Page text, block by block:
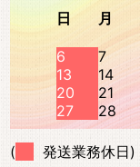
日
月
6
7
13
14
20
21
27
28
( 発送業務休日)